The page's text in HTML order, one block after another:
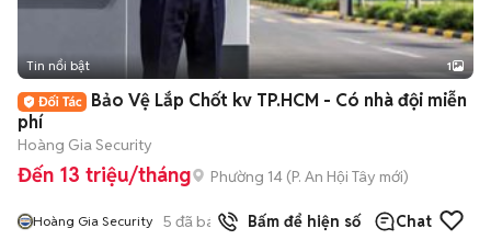
Tin nổi bật 1
Bảo Vệ Lắp Chốt kv TP.HCM - Có nhà đội miễn
phí
Hoàng Gia Security
Đến 13 triệu/tháng Phường 14 (P. An Hội Tây mới)
Hoàng Gia Security 5 đã bán Bấm để hiện số Chat